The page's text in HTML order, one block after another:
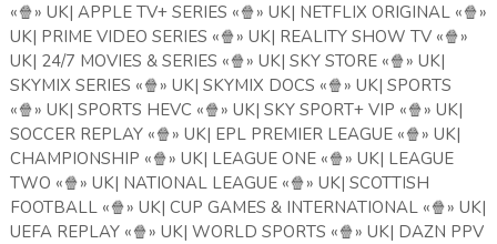
«🍿» UK| APPLE TV+ SERIES «🍿» UK| NETFLIX ORIGINAL «🍿»
UK| PRIME VIDEO SERIES «🍿» UK| REALITY SHOW TV «🍿»
UK| 24/7 MOVIES & SERIES «🍿» UK| SKY STORE «🍿» UK|
SKYMIX SERIES «🍿» UK| SKYMIX DOCS «🍿» UK| SPORTS
«🍿» UK| SPORTS HEVC «🍿» UK| SKY SPORT+ VIP «🍿» UK|
SOCCER REPLAY «🍿» UK| EPL PREMIER LEAGUE «🍿» UK|
CHAMPIONSHIP «🍿» UK| LEAGUE ONE «🍿» UK| LEAGUE
TWO «🍿» UK| NATIONAL LEAGUE «🍿» UK| SCOTTISH
FOOTBALL «🍿» UK| CUP GAMES & INTERNATIONAL «🍿» UK|
UEFA REPLAY «🍿» UK| WORLD SPORTS «🍿» UK| DAZN PPV